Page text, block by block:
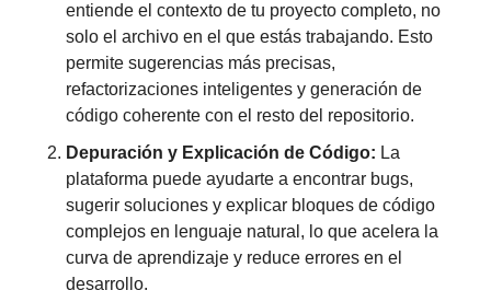
entiende el contexto de tu proyecto completo, no
solo el archivo en el que estás trabajando. Esto
permite sugerencias más precisas,
refactorizaciones inteligentes y generación de
código coherente con el resto del repositorio.
Depuración y Explicación de Código: La
plataforma puede ayudarte a encontrar bugs,
sugerir soluciones y explicar bloques de código
complejos en lenguaje natural, lo que acelera la
curva de aprendizaje y reduce errores en el
desarrollo.